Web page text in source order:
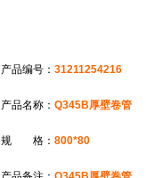
产品编号： 31211254216
产品名称： Q345B厚壁卷管
规 格： 800*80